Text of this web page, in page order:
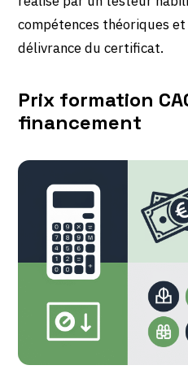
compétences théoriques
délivrance du certificat.
Prix formation
financement